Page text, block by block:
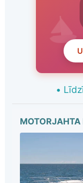
•
MOTORJAHTA